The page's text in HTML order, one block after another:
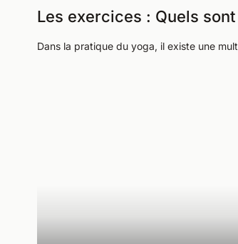
Les exercices : Quels
Dans la pratique du yoga, il existe une